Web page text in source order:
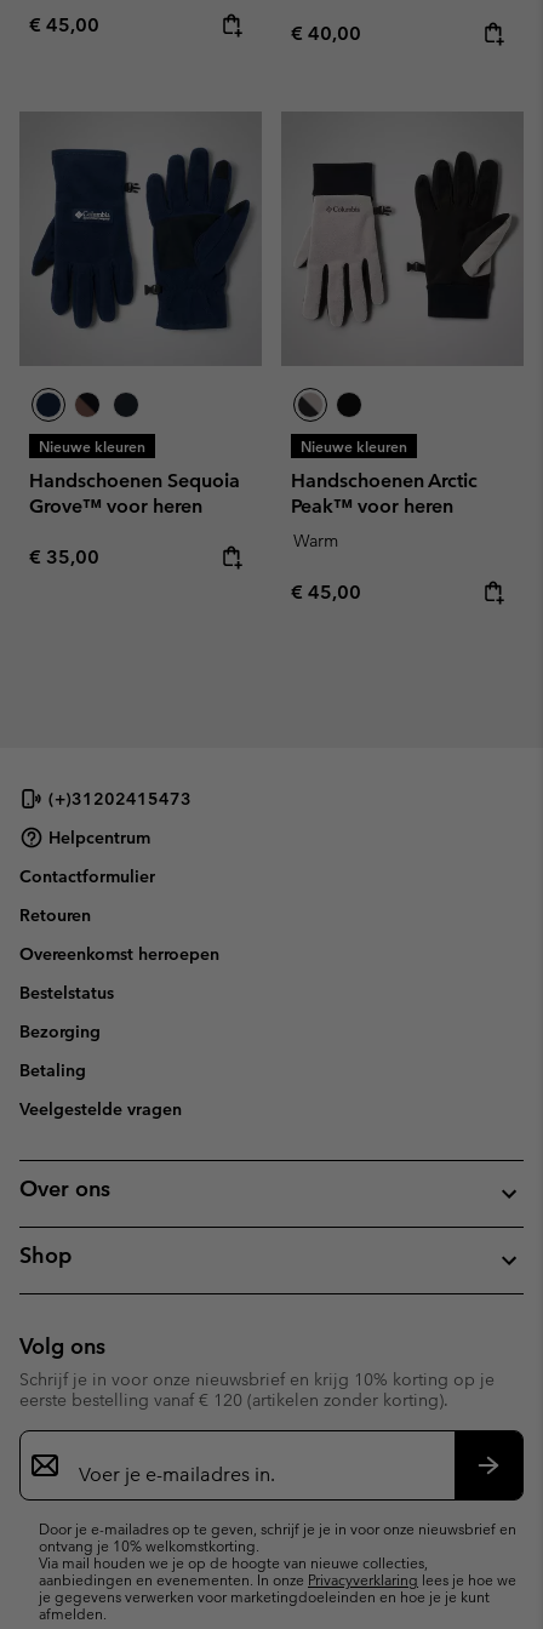
Regular price:
€ 45,00 Regular price:
€ 40,00
Nieuwe kleuren
Handschoenen Sequoia
Grove™ voor heren
Regular price:
€ 35,00
Nieuwe kleuren
Handschoenen Arctic
Peak™ voor heren
Warm
Regular price:
€ 45,00
(+)31202415473
Helpcentrum
Contactformulier
Retouren
Overeenkomst herroepen
Bestelstatus
Bezorging
Betaling
Veelgestelde vragen
Over ons
Shop
Volg ons
Schrijf je in voor onze nieuwsbrief en krijg 10% korting op je
eerste bestelling vanaf € 120 (artikelen zonder korting).
Aanmelden
voor
e-
Door je e-mailadres op te geven, schrijf je je in voor onze nieuwsbrief en
ontvang je 10% welkomstkorting.
Via mail houden we je op de hoogte van nieuwe collecties,
aanbiedingen en evenementen. In onze Privacyverklaring lees je hoe we
je gegevens verwerken voor marketingdoeleinden en hoe je je kunt
afmelden.